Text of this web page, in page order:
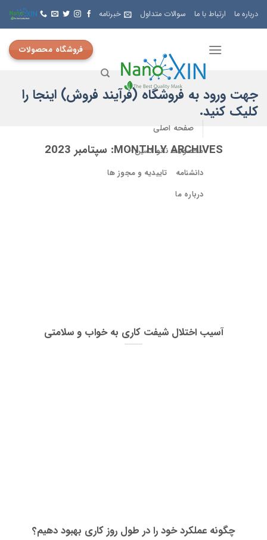
Skip
درباره ما ارتباط با ما سوالات متداول خبرنامه
صفحه اصلی
محصولات نانو کسین
دانشنامه
تاییدیه و مجوز ها
درباره ما
فروشگاه محصولات
جهت ورود به فروشگاه (فرآیند فروش) اینجا را
کلیک کنید.
MONTHLY ARCHIVES: سپتامبر 2023
آسیب اختلال شیفت کاری به خواب و سلامتی
چگونه عملکرد خود را در طول روز کاری بهبود دهیم؟